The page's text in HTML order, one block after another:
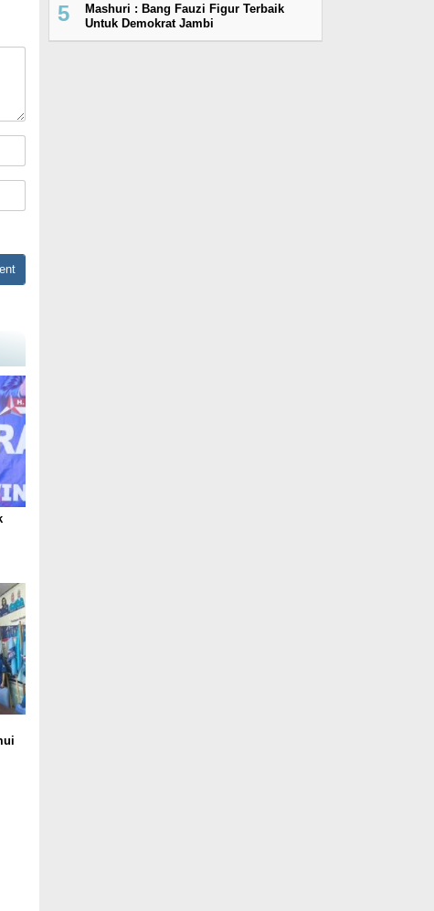
5
Mashuri : Bang Fauzi Figur Terbaik
Untuk Demokrat Jambi